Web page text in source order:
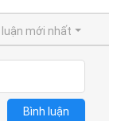
luận mới nhất
Bình luận